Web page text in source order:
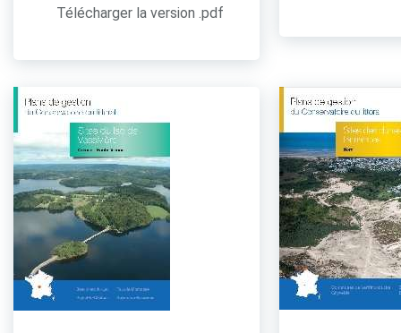
Télécharger la version .pdf